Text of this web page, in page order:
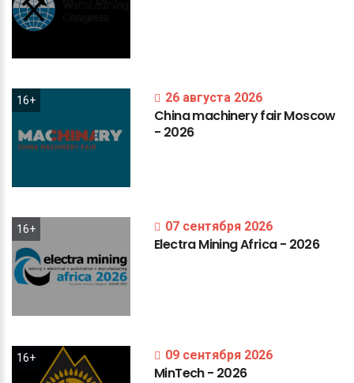
16+ 26 августа 2026
ChinamachineryfairMoscow
- 2026
16+ 07 сентября 2026
ElectraMiningAfrica- 2026
16+ 09 сентября 2026
MinTech- 2026